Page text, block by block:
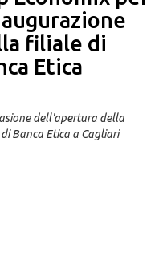
filiale di
Etica
dell'apertura della
Banca Etica a Cagliari